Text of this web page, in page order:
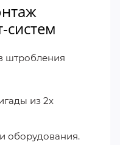
систем
штробления
из 2х
оборудования.